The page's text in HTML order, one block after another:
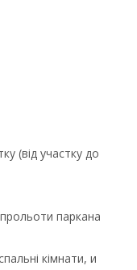
(від участку до
паркана
кімнати, и